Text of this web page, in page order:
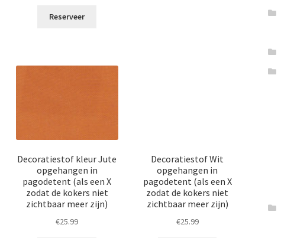
Reserveer
Decoratiestof kleur Jute
opgehangen in
pagodetent (als een X
zodat de kokers niet
zichtbaar meer zijn)
€25.99
Decoratiestof Wit
opgehangen in
pagodetent (als een X
zodat de kokers niet
zichtbaar meer zijn)
€25.99